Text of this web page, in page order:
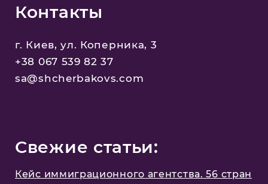
Контакты
г. Киев, ул. Коперника, 3
+38 067 539 82 37
sa@shcherbakovs.com
Свежие статьи:
Кейс иммиграционного агентства. 56 стран